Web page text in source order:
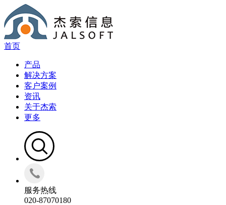
首页
产品
解决方案
客户案例
资讯
关于杰索
更多
服务热线
020-87070180